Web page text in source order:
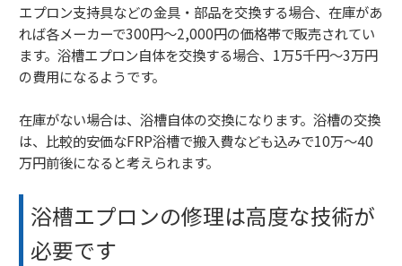
エプロン支持具などの金具・部品を交換する場合、在庫があ
れば各メーカーで300円〜2,000円の価格帯で販売されてい
ます。浴槽エプロン自体を交換する場合、1万5千円〜3万円
の費用になるようです。
在庫がない場合は、浴槽自体の交換になります。浴槽の交換
は、比較的安価なFRP浴槽で搬入費なども込みで10万〜40
万円前後になると考えられます。
浴槽エプロンの修理は高度な技術が
必要です